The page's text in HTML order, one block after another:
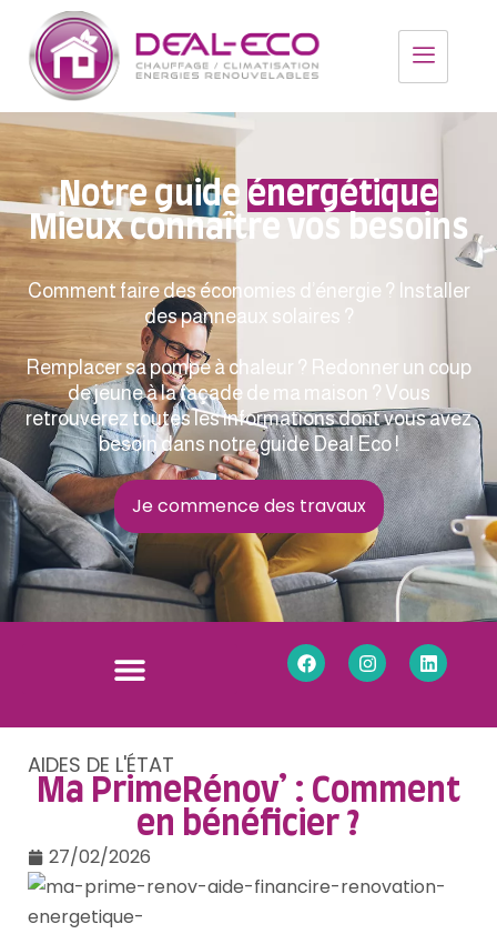
Notre guide énergétique
Mieux connaître vos besoins
Comment faire des économies d’énergie ? Installer
des panneaux solaires ?
Remplacer sa pompe à chaleur ? Redonner un coup
de jeune à la façade de ma maison ? Vous
retrouverez toutes les informations dont vous avez
besoin dans notre guide Deal Eco !
Je commence des travaux
AIDES DE L'ÉTAT
Ma PrimeRénov’ : Comment
en bénéficier ?
27/02/2026